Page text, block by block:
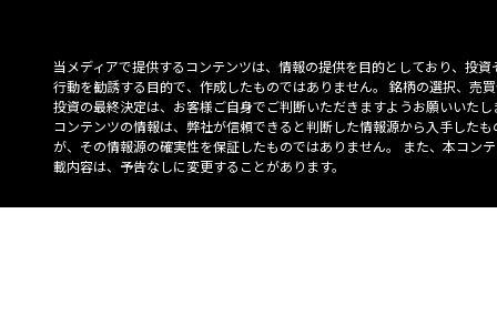
当メディアで提供するコンテンツは、情報の提供を目的としており、投資
行動を勧誘する目的で、作成したものではありません。 銘柄の選択、売
投資の最終決定は、お客様ご自身でご判断いただきますようお願いいたし
コンテンツの情報は、弊社が信頼できると判断した情報源から入手したも
が、その情報源の確実性を保証したものではありません。 また、本コン
載内容は、予告なしに変更することがあります。